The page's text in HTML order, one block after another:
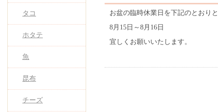
タコ
ホタテ
魚
昆布
チーズ
お盆の臨時休業日を下記のとおり
8月15日～8月16日
宜しくお願いいたします。